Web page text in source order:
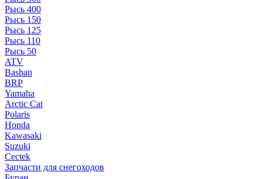
Рысь 400
Рысь 150
Рысь 125
Рысь 110
Рысь 50
ATV
Bashan
BRP
Yamaha
Arctic Cat
Polaris
Honda
Kawasaki
Suzuki
Cectek
Запчасти для снегоходов